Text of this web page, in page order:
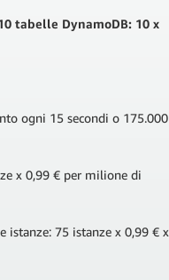
tabelle DynamoDB: 10 x
ogni 15 secondi o 175.000
x 0,99 € per milione di
istanze: 75 istanze x 0,99 € x